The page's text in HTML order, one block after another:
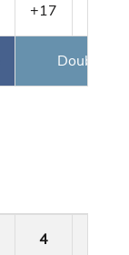
+17
Double
4